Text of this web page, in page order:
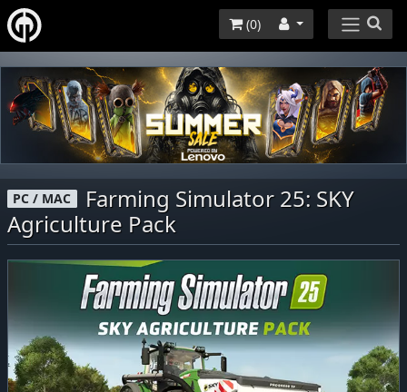
(0)
PC / MAC
Farming Simulator 25: SKY
Agriculture Pack